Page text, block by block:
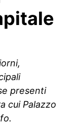
presenti
cui Palazzo